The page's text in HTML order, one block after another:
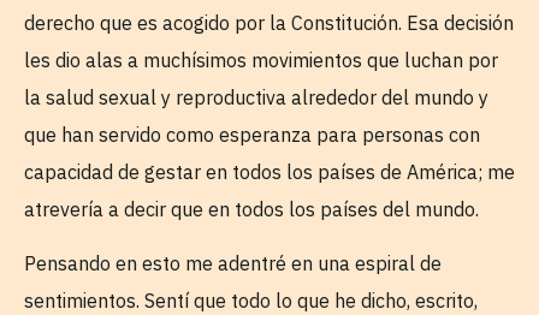
derecho que es acogido por la Constitución. Esa decisión
les dio alas a muchísimos movimientos que luchan por
la salud sexual y reproductiva alrededor del mundo y
que han servido como esperanza para personas con
capacidad de gestar en todos los países de América; me
atrevería a decir que en todos los países del mundo.
Pensando en esto me adentré en una espiral de
sentimientos. Sentí que todo lo que he dicho, escrito,